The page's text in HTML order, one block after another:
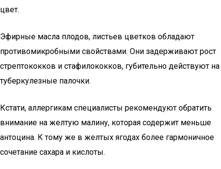
цвет.
Эфирные масла плодов, листьев цветков обладают
противомикробными свойствами. Они задерживают рост
стрептококков и стафилококков, губительно действуют на
туберкулезные палочки.
Кстати, аллергикам специалисты рекомендуют обратить
внимание на желтую малину, которая содержит меньше
антоцина. К тому же в желтых ягодах более гармоничное
сочетание сахара и кислоты.